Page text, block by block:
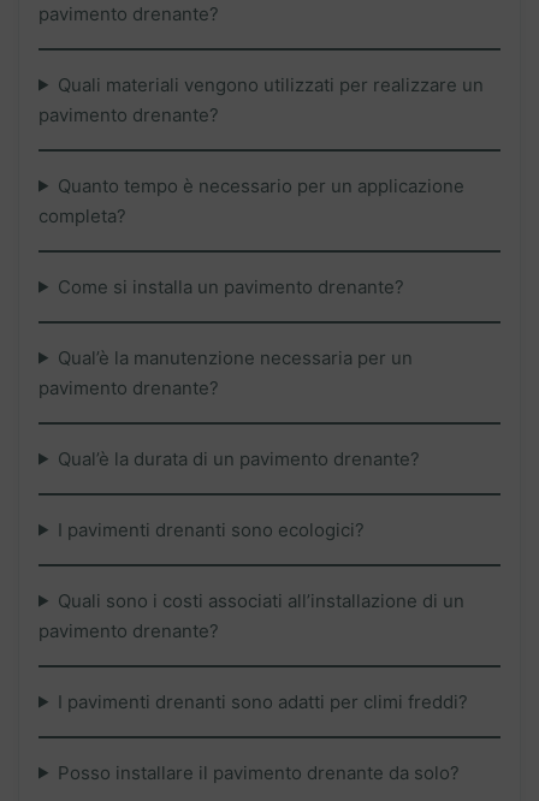
pavimento drenante?
Quali materiali vengono utilizzati per realizzare un
pavimento drenante?
Quanto tempo è necessario per un applicazione
completa?
Come si installa un pavimento drenante?
Qual’è la manutenzione necessaria per un
pavimento drenante?
Qual’è la durata di un pavimento drenante?
I pavimenti drenanti sono ecologici?
Quali sono i costi associati all’installazione di un
pavimento drenante?
I pavimenti drenanti sono adatti per climi freddi?
Posso installare il pavimento drenante da solo?